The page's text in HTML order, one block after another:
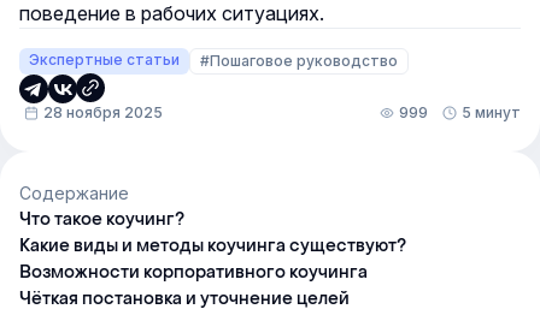
поведение в рабочих ситуациях.
Экспертные статьи #Пошаговое руководство
28 ноября 2025 999 5 минут
Содержание
Что такое коучинг?
Какие виды и методы коучинга существуют?
Возможности корпоративного коучинга
Чёткая постановка и уточнение целей